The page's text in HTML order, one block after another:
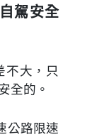
駕安全
不大，只
全的。
公路限速